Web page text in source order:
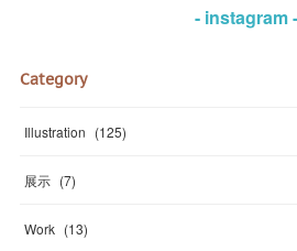
- instagram -
Category
Illustration (125)
展示 (7)
Work (13)